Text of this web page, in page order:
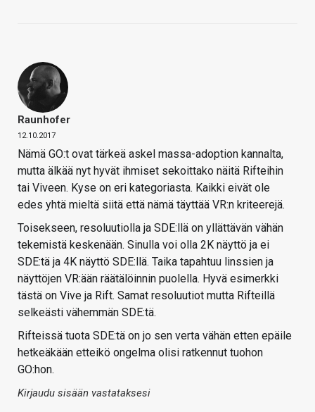
Raunhofer
12.10.2017
Nämä GO:t ovat tärkeä askel massa-adoption kannalta,
mutta älkää nyt hyvät ihmiset sekoittako näitä Rifteihin
tai Viveen. Kyse on eri kategoriasta. Kaikki eivät ole
edes yhtä mieltä siitä että nämä täyttää VR:n kriteerejä.
Toisekseen, resoluutiolla ja SDE:llä on yllättävän vähän
tekemistä keskenään. Sinulla voi olla 2K näyttö ja ei
SDE:tä ja 4K näyttö SDE:llä. Taika tapahtuu linssien ja
näyttöjen VR:ään räätälöinnin puolella. Hyvä esimerkki
tästä on Vive ja Rift. Samat resoluutiot mutta Rifteillä
selkeästi vähemmän SDE:tä.
Rifteissä tuota SDE:tä on jo sen verta vähän etten epäile
hetkeäkään etteikö ongelma olisi ratkennut tuohon
GO:hon.
Kirjaudu sisään vastataksesi